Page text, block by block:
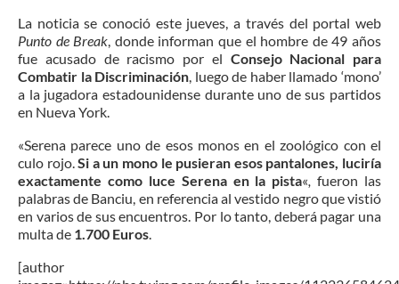
La noticia se conoció este jueves, a través del portal web
Punto de Break, donde informan que el hombre de 49 años
fue acusado de racismo por el Consejo Nacional para
Combatir la Discriminación, luego de haber llamado ‘mono’
a la jugadora estadounidense durante uno de sus partidos
en Nueva York.
«Serena parece uno de esos monos en el zoológico con el
culo rojo.Si a un mono le pusieran esos pantalones, luciría
exactamente como luce Serena en la pista«, fueron las
palabras de Banciu, en referencia al vestido negro que vistió
en varios de sus encuentros. Por lo tanto, deberá pagar una
multa de 1.700 Euros.
[author